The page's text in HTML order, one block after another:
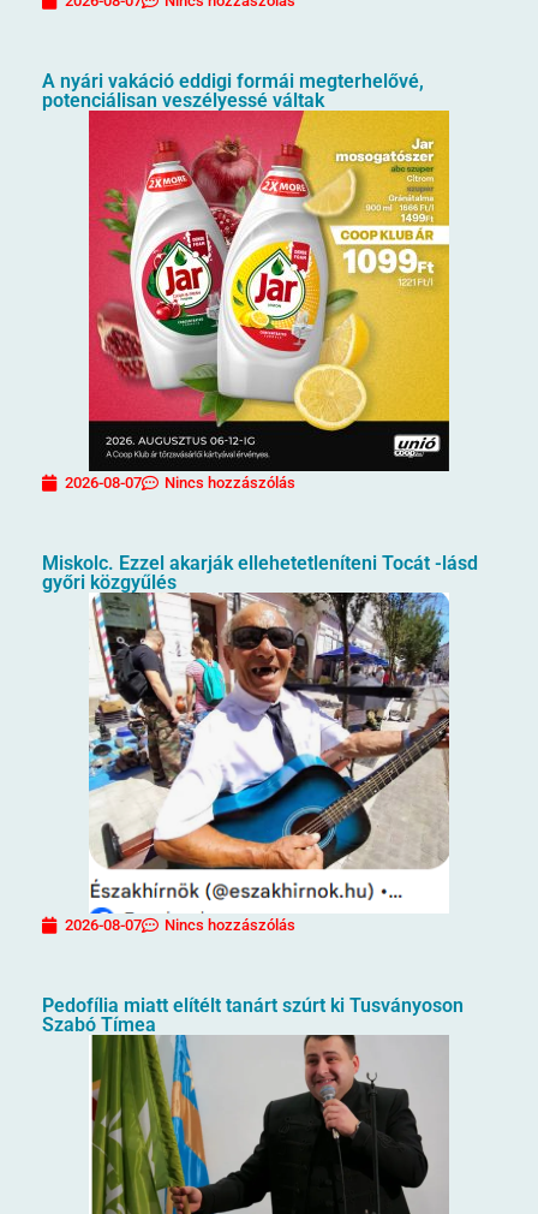
A nyári vakáció eddigi formái megterhelővé,
potenciálisan veszélyessé váltak
2026-08-07 Nincs hozzászólás
Miskolc. Ezzel akarják ellehetetleníteni Tocát -lásd
győri közgyűlés
2026-08-07 Nincs hozzászólás
Pedofília miatt elítélt tanárt szúrt ki Tusványoson
Szabó Tímea